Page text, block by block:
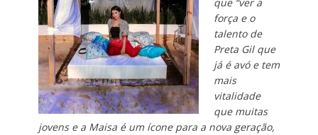
força e o
talento de
Preta Gil que
já é avó e tem
mais
vitalidade
que muitas
jovens e a Maisa é um ícone para a nova geração,